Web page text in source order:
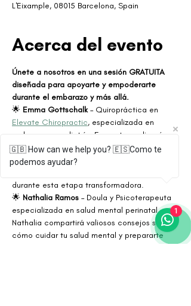
L'Eixample, 08015 Barcelona, Spain
Acerca del evento
Únete a nosotros en una sesión GRATUITA
diseñada para apoyarte y empoderarte
durante el embarazo y más allá.
🌟 Emma Gottschalk – Quiropráctica en
Elevate Chiropractic, especializada en
embarazo y pediatría. Emma te explicará
cómo la quiropráctica puede aliviar los
cambios posturales, equilibrar tu sistema
durante esta etapa transformadora.
🌟 Nathalia Ramos – Doula y Psicoterapeuta
especializada en salud mental perinatal.
Nathalia compartirá valiosos consejos sobre
cómo cuidar tu salud mental y prepararte
🇬🇧 How can we help you? 🇪🇸Como te
podemos ayudar?
1